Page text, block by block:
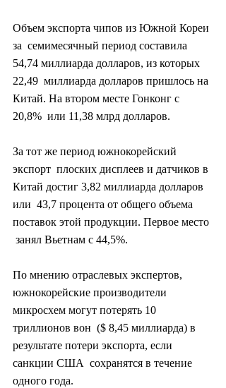
Объем экспорта чипов из Южной Кореи
за  семимесячный период составила
54,74 миллиарда долларов, из которых
22,49  миллиарда долларов пришлось на
Китай. На втором месте Гонконг с
20,8%  или 11,38 млрд долларов.
За тот же период южнокорейский
экспорт  плоских дисплеев и датчиков в
Китай достиг 3,82 миллиарда долларов
или  43,7 процента от общего объема
поставок этой продукции. Первое место
занял Вьетнам с 44,5%.
По мнению отраслевых экспертов,
южнокорейские производители
микросхем могут потерять 10
триллионов вон  ($ 8,45 миллиарда) в
результате потери экспорта, если
санкции США  сохранятся в течение
одного года.